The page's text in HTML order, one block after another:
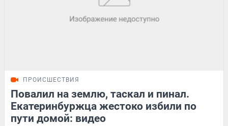
ПРОИСШЕСТВИЯ
Повалил на землю, таскал и пинал.
Екатеринбуржца жестоко избили по
пути домой: видео